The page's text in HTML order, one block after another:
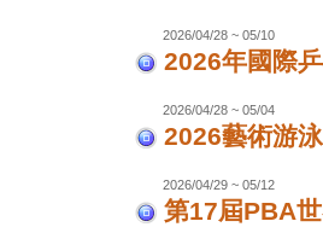
2026/04/28 ~ 05/10
2026年國際
2026/04/28 ~ 05/04
2026藝術游
2026/04/29 ~ 05/12
第17屆PBA